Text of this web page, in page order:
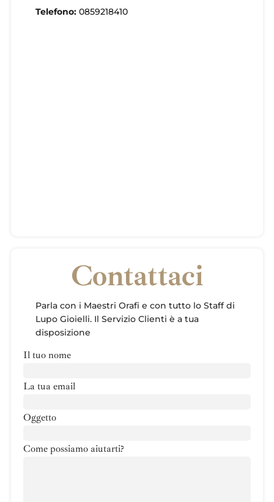
Telefono: 0859218410
Contattaci
Parla con i Maestri Orafi e con tutto lo Staff di
Lupo Gioielli. Il Servizio Clienti è a tua
disposizione
Il tuo nome
La tua email
Oggetto
Come possiamo aiutarti?